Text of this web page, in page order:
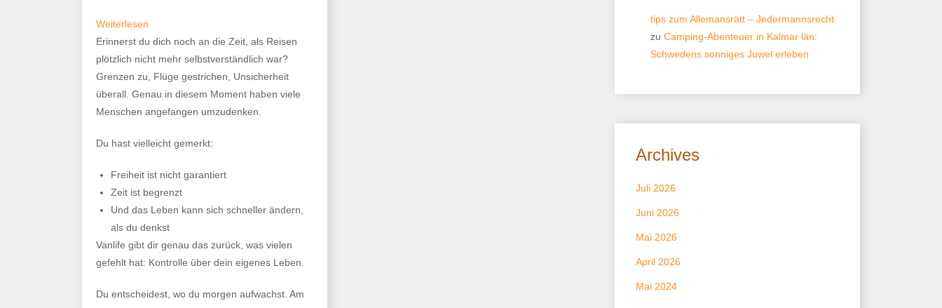
Weiterlesen
Warum
seit
Corona
so
viele
Vanlife
Wohnwagenlife
leben
Erinnerst du dich noch an die Zeit, als Reisen
plötzlich nicht mehr selbstverständlich war?
Grenzen zu, Flüge gestrichen, Unsicherheit
überall. Genau in diesem Moment haben viele
Menschen angefangen umzudenken.
Du hast vielleicht gemerkt:
Freiheit ist nicht garantiert
Zeit ist begrenzt
Und das Leben kann sich schneller ändern,
als du denkst
Vanlife gibt dir genau das zurück, was vielen
gefehlt hat: Kontrolle über dein eigenes Leben.
Du entscheidest, wo du morgen aufwachst. Am
tips zum Allemansrätt – Jedermannsrecht
zu Camping-Abenteuer in Kalmar län:
Schwedens sonniges Juwel erleben
Archives
Juli 2026
Juni 2026
Mai 2026
April 2026
Mai 2024